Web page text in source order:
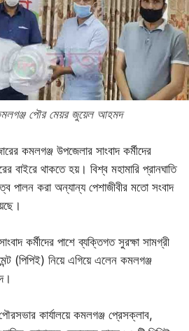
কমলগঞ্জ পৌর মেয়র জুয়েল আহমদ
কমলগঞ্জ উপজেলার সাংবাদ কর্মীদের
বাইরে থাকতে হয়। বিশ্ব মহামারি প্রানঘাতি
পালন করা অন্যান্য পেশাজীবীর মতো সংবাদ
কর্মীদের পাশে ব্যক্তিগত সুরক্ষা সামগ্রী
(পিপিই) নিয়ে এগিয়ে এলেন কমলগঞ্জ
কার্যালয়ে কমলগঞ্জ প্রেসক্লাব,